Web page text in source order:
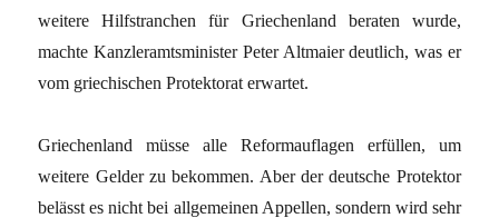
weitere Hilfstranchen für Griechenland beraten wurde,
machte Kanzleramtsminister Peter Altmaier deutlich, was er
vom griechischen Protektorat erwartet.
Griechenland müsse alle Reformauflagen erfüllen, um
weitere Gelder zu bekommen. Aber der deutsche Protektor
belässt es nicht bei allgemeinen Appellen, sondern wird sehr